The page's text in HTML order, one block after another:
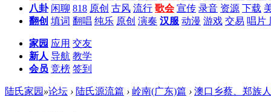
八卦 闲聊 818 原创 古风 流行 歌会 宣传 录音 资源 下载
翻创 填词 翻唱 纯乐 原创 演奏 汉服 动漫 游戏 交易 唱片
家园 应用 交友
新人 导航 教学
会员 竞榜 签到
陆氏家园 »论坛 › 陆氏源流篇 › 岭南(广东)篇 › 澳口乡蔡、郑族